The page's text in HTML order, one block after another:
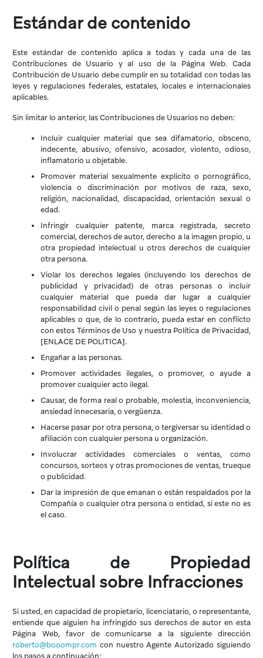
Estándar de contenido
Este estándar de contenido aplica a todas y cada una de las
Contribuciones de Usuario y al uso de la Página Web. Cada
Contribución de Usuario debe cumplir en su totalidad con todas las
leyes y regulaciones federales, estatales, locales e internacionales
aplicables.
Sin limitar lo anterior, las Contribuciones de Usuarios no deben:
Incluir cualquier material que sea difamatorio, obsceno,
indecente, abusivo, ofensivo, acosador, violento, odioso,
inflamatorio u objetable.
Promover material sexualmente explícito o pornográfico,
violencia o discriminación por motivos de raza, sexo,
religión, nacionalidad, discapacidad, orientación sexual o
edad.
Infringir cualquier patente, marca registrada, secreto
comercial, derechos de autor, derecho a la imagen propio, u
otra propiedad intelectual u otros derechos de cualquier
otra persona.
Violar los derechos legales (incluyendo los derechos de
publicidad y privacidad) de otras personas o incluir
cualquier material que pueda dar lugar a cualquier
responsabilidad civil o penal según las leyes o regulaciones
aplicables o que, de lo contrario, pueda estar en conflicto
con estos Términos de Uso y nuestra Política de Privacidad,
[ENLACE DE POLITICA].
Engañar a las personas.
Promover actividades ilegales, o promover, o ayude a
promover cualquier acto ilegal.
Causar, de forma real o probable, molestia, inconveniencia,
ansiedad innecesaria, o vergüenza.
Hacerse pasar por otra persona, o tergiversar su identidad o
afiliación con cualquier persona u organización.
Involucrar actividades comerciales o ventas, como
concursos, sorteos y otras promociones de ventas, trueque
o publicidad.
Dar la impresión de que emanan o están respaldados por la
Compañía o cualquier otra persona o entidad, si este no es
el caso.
Política de Propiedad
Intelectual sobre Infracciones
Si usted, en capacidad de propietario, licenciatario, o representante,
entiende que alguien ha infringido sus derechos de autor en esta
Página Web, favor de comunicarse a la siguiente dirección
roberto@booompr.com con nuestro Agente Autorizado siguiendo